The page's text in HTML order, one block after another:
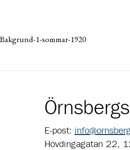
Bakgrund-1-sommar-1920
E-post:
Hövdingagatan 22,